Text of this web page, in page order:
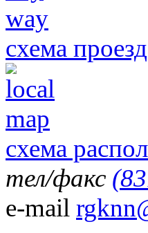
схема
схема
тел/факс
e-mail